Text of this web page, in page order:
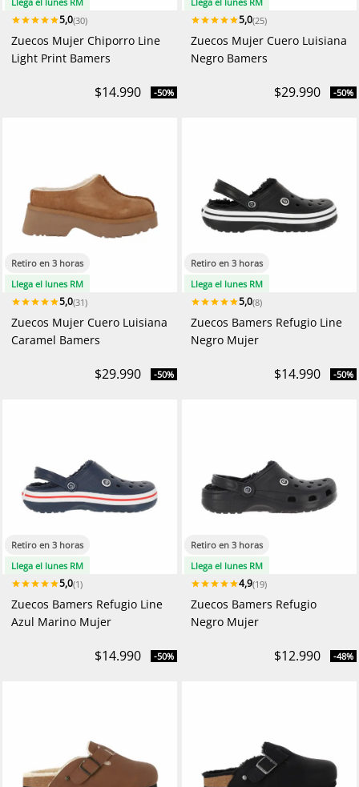
5,0(30)
Zuecos Mujer Chiporro Line
Light Print Bamers
$14.990 -50%
5,0(25)
Zuecos Mujer Cuero Luisiana
Negro Bamers
$29.990 -50%
Retiro en 3 horas
Llega el lunes RM
5,0(31)
Zuecos Mujer Cuero Luisiana
Caramel Bamers
$29.990 -50%
Retiro en 3 horas
Llega el lunes RM
5,0(8)
Zuecos Bamers Refugio Line
Negro Mujer
$14.990 -50%
Retiro en 3 horas
Llega el lunes RM
5,0(1)
Zuecos Bamers Refugio Line
Azul Marino Mujer
$14.990 -50%
Retiro en 3 horas
Llega el lunes RM
4,9(19)
Zuecos Bamers Refugio
Negro Mujer
$12.990 -48%